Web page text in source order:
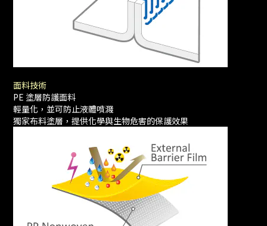
面料技術
PE 塗層防護面料
輕量化，並可防止液體噴濺
獨家布料塗層，提供化學與生物危害的保護效果